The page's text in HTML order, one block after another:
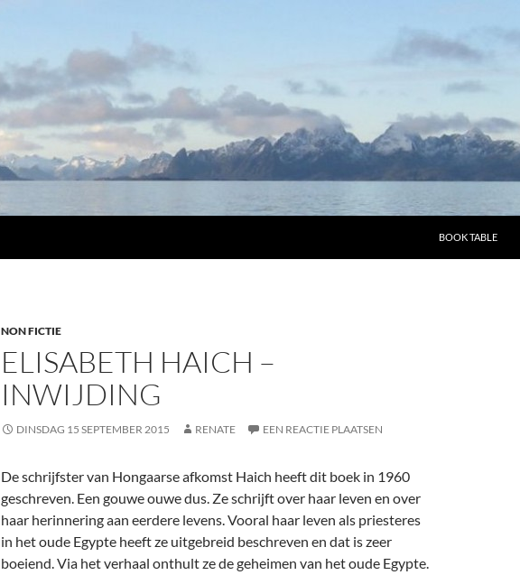
BOOK TABLE
NON FICTIE
ELISABETH HAICH –
INWIJDING
DINSDAG 15 SEPTEMBER 2015 RENATE EEN REACTIE PLAATSEN
De schrijfster van Hongaarse afkomst Haich heeft dit boek in 1960
geschreven. Een gouwe ouwe dus. Ze schrijft over haar leven en over
haar herinnering aan eerdere levens. Vooral haar leven als priesteres
in het oude Egypte heeft ze uitgebreid beschreven en dat is zeer
boeiend. Via het verhaal onthult ze de geheimen van het oude Egypte.